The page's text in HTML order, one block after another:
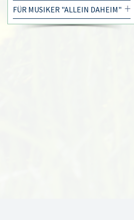
FÜR MUSIKER "ALLEIN DAHEIM"